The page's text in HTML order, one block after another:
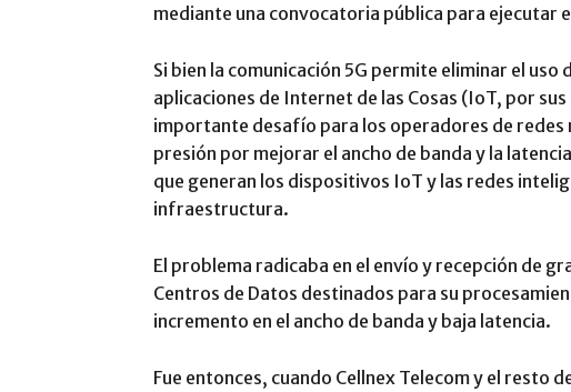
mediante una convocatoria pública para ejecutar
Si bien la comunicación 5G permite eliminar el
aplicaciones de Internet de las Cosas (IoT, por
importante desafío para los operadores de redes
presión por mejorar el ancho de banda y la
que generan los dispositivos IoT y las redes
infraestructura.
El problema radicaba en el envío y recepción de
Centros de Datos destinados para su
incremento en el ancho de banda y baja latencia.
Fue entonces, cuando Cellnex Telecom y el resto